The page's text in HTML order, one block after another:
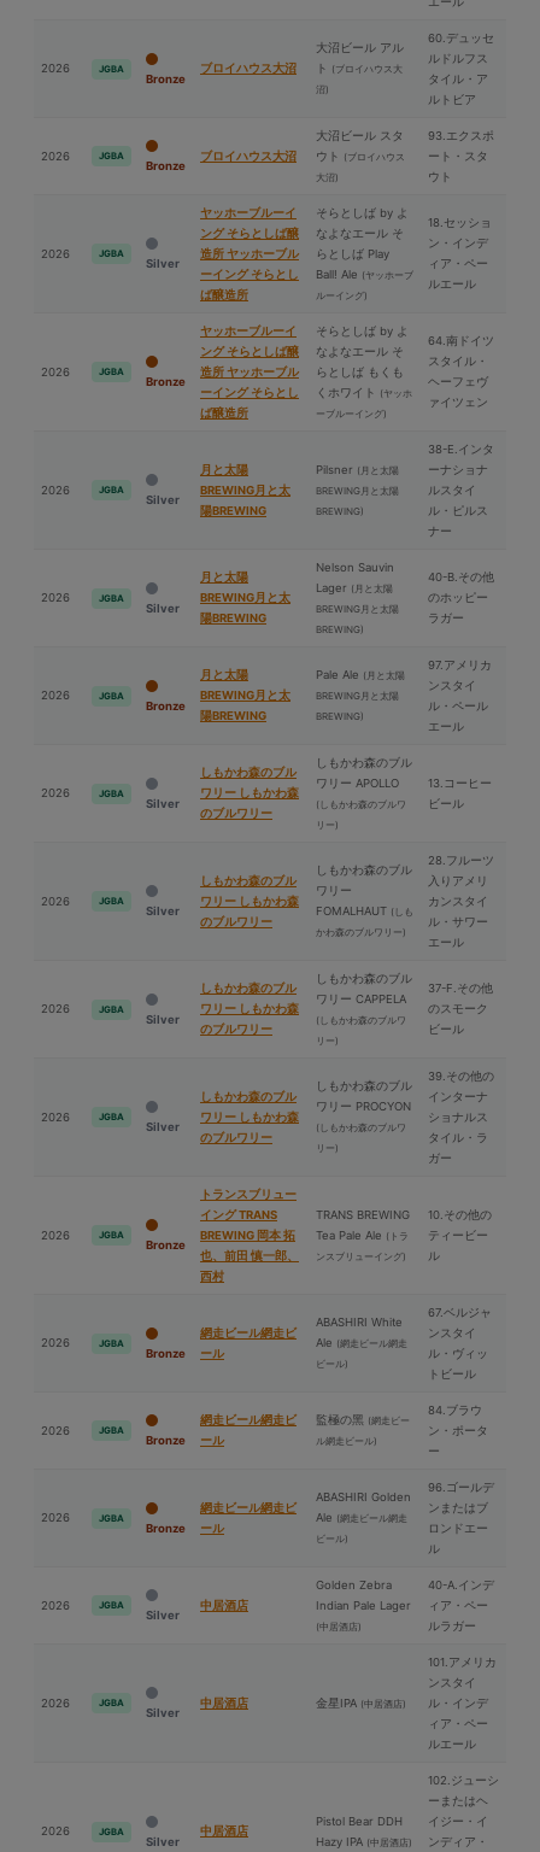
2026 JGBA
Bronze
ブロイハウス⼤沼
⼤沼ビール アル
ト (ブロイハウス⼤
沼)
60.デュッセ
ルドルフス
タイル・ア
ルトビア
2026 JGBA
Bronze
ブロイハウス⼤沼
⼤沼ビール スタ
ウト (ブロイハウス
⼤沼)
93.エクスポ
ート・スタ
ウト
2026 JGBA
Silver
ヤッホーブルーイ
ング そらとしば醸
造所 ヤッホーブル
ーイング そらとし
ば醸造所
そらとしば by よ
なよなエール そ
らとしば Play
Ball! Ale (ヤッホーブ
ルーイング)
18.セッショ
ン・インデ
ィア・ペー
ルエール
2026 JGBA
Bronze
ヤッホーブルーイ
ング そらとしば醸
造所 ヤッホーブル
ーイング そらとし
ば醸造所
そらとしば by よ
なよなエール そ
らとしば もくも
くホワイト (ヤッホ
ーブルーイング)
64.南ドイツ
スタイル・
ヘーフェヴ
ァイツェン
2026 JGBA
Silver
⽉と太陽
BREWING⽉と太
陽BREWING
Pilsner (⽉と太陽
BREWING⽉と太陽
BREWING)
38-E.インタ
ーナショナ
ルスタイ
ル・ピルス
ナー
2026 JGBA
Silver
⽉と太陽
BREWING⽉と太
陽BREWING
Nelson Sauvin
Lager (⽉と太陽
BREWING⽉と太陽
BREWING)
40-B.その他
のホッピー
ラガー
2026 JGBA
Bronze
⽉と太陽
BREWING⽉と太
陽BREWING
Pale Ale (⽉と太陽
BREWING⽉と太陽
BREWING)
97.アメリカ
ンスタイ
ル・ペール
エール
2026 JGBA
Silver
しもかわ森のブル
ワリー しもかわ森
のブルワリー
しもかわ森のブル
ワリー APOLLO
(しもかわ森のブルワ
リー)
13.コーヒー
ビール
2026 JGBA
Silver
しもかわ森のブル
ワリー しもかわ森
のブルワリー
しもかわ森のブル
ワリー
FOMALHAUT (しも
かわ森のブルワリー)
28.フルーツ
入りアメリ
カンスタイ
ル・サワー
エール
2026 JGBA
Silver
しもかわ森のブル
ワリー しもかわ森
のブルワリー
しもかわ森のブル
ワリー CAPPELA
(しもかわ森のブルワ
リー)
37-F.その他
のスモーク
ビール
2026 JGBA
Silver
しもかわ森のブル
ワリー しもかわ森
のブルワリー
しもかわ森のブル
ワリー PROCYON
(しもかわ森のブルワ
リー)
39.その他の
インターナ
ショナルス
タイル・ラ
ガー
2026 JGBA
Bronze
トランスブリュー
イング TRANS
BREWING 岡本 拓
也、前⽥ 慎一郎、
⻄村
TRANS BREWING
Tea Pale Ale (トラ
ンスブリューイング)
10.その他の
ティービー
ル
2026 JGBA
Bronze
網走ビール網走ビ
ール
ABASHIRI White
Ale (網走ビール網走
ビール)
67.ベルジャ
ンスタイ
ル・ヴィッ
トビール
2026 JGBA
Bronze
網走ビール網走ビ
ール
監極の⿊ (網走ビー
ル網走ビール)
84.ブラウ
ン・ポータ
ー
2026 JGBA
Bronze
網走ビール網走ビ
ール
ABASHIRI Golden
Ale (網走ビール網走
ビール)
96.ゴールデ
ンまたはブ
ロンドエー
ル
2026 JGBA
Silver
中居酒店
Golden Zebra
Indian Pale Lager
(中居酒店)
40-A.インデ
ィア・ペー
ルラガー
2026 JGBA
Silver
中居酒店 ⾦星IPA (中居酒店)
101.アメリカ
ンスタイ
ル・インデ
ィア・ペー
ルエール
2026 JGBA
Silver
中居酒店
Pistol Bear DDH
Hazy IPA (中居酒店)
102.ジューシ
ーまたはヘ
イジー・イ
ンディア・